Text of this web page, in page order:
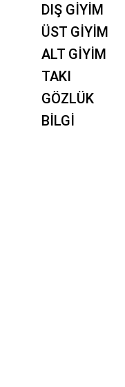
DIŞ GİYİM
ÜST GİYİM
ALT GİYİM
TAKI
GÖZLÜK
BİLGİ